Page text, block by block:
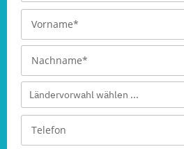
Betriebswirtschaftslehre und
Management
(Fernstudium)
Betriebswirtschaftslehre und
(Fernstudium)
Ländervorwahl wählen ...